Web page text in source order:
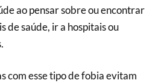
ao pensar sobre ou encontrar
de saúde, ir a hospitais ou
esse tipo de fobia evitam